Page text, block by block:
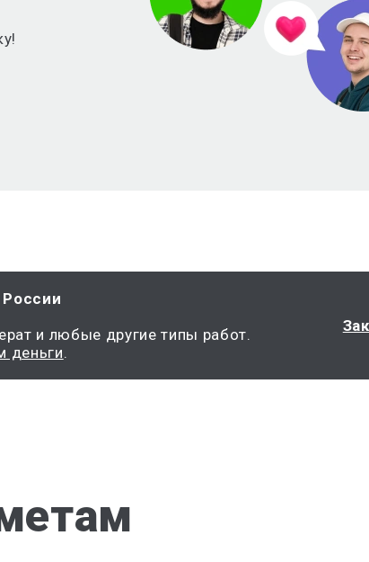
и любые другие типы работ.
деньги.